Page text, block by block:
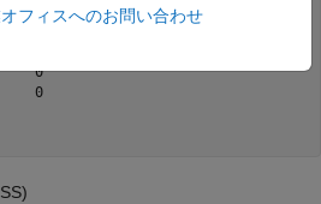
0
0
0
フィスへのお問い合わせ